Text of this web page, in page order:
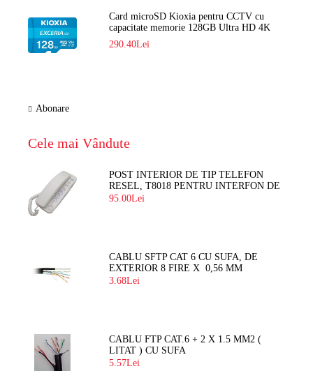
Card microSD Kioxia pentru CCTV cu
capacitate memorie 128GB Ultra HD 4K
LMEX2L128GG2
290.40Lei
Abonare
Cele mai Vândute
POST INTERIOR DE TIP TELEFON
RESEL, T8018 PENTRU INTERFON DE
BLOC
95.00Lei
CABLU SFTP CAT 6 CU SUFA, DE
EXTERIOR 8 FIRE X 0,56 MM
3.68Lei
CABLU FTP CAT.6 + 2 X 1.5 MM2 (
LITAT ) CU SUFA
5.57Lei